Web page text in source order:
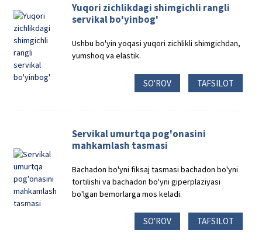
Yuqori zichlikdagi shimgichli rangli
servikal bo'yinbog'
Ushbu bo'yin yoqasi yuqori zichlikli shimgichdan,
yumshoq va elastik.
SO'ROV TAFSILOT
Servikal umurtqa pog'onasini
mahkamlash tasmasi
Bachadon bo'yni fiksaj tasmasi bachadon bo'yni
tortilishi va bachadon bo'yni giperplaziyasi
bo'lgan bemorlarga mos keladi.
SO'ROV TAFSILOT